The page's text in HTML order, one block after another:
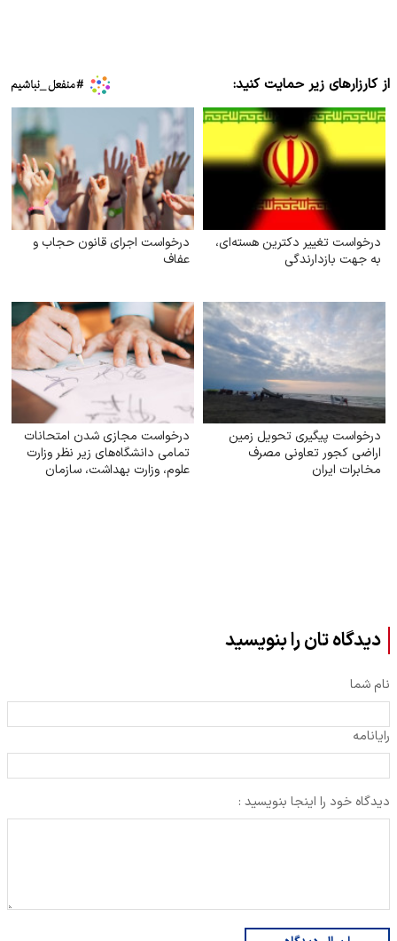
از کارزارهای زیر حمایت کنید:
درخواست تغییر دکترین هسته‌ای،
به جهت بازدارندگی
درخواست اجرای قانون حجاب و
عفاف
درخواست پیگیری تحویل زمین
اراضی کجور تعاونی مصرف
مخابرات ایران
درخواست مجازی شدن امتحانات
تمامی دانشگاه‌های زیر نظر وزارت
علوم‌، وزارت بهداشت، سازمان
دیدگاه تان را بنویسید
نام شما
رایانامه
دیدگاه خود را اینجا بنویسید :